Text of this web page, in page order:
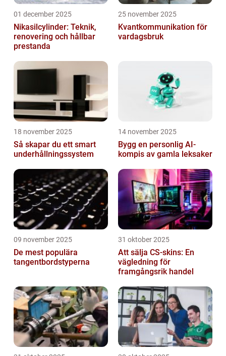
01 december 2025
Nikasilcylinder: Teknik,
renovering och hållbar
prestanda
25 november 2025
Kvantkommunikation för
vardagsbruk
18 november 2025
Så skapar du ett smart
underhållningssystem
14 november 2025
Bygg en personlig AI-
kompis av gamla leksaker
09 november 2025
De mest populära
tangentbordstyperna
31 oktober 2025
Att sälja CS-skins: En
vägledning för
framgångsrik handel